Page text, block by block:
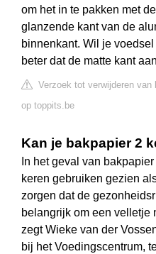
om het in te pakken met
glanzende kant van de
binnenkant. Wil je
beter dat de matte kant
Verzoek tot verwijderen van
op toppits.be
Kan je bakpapier 2
In het geval van
keren gebruiken gezien
zorgen dat de
belangrijk om een velletje
zegt Wieke van der
bij het Voedingscentrum,